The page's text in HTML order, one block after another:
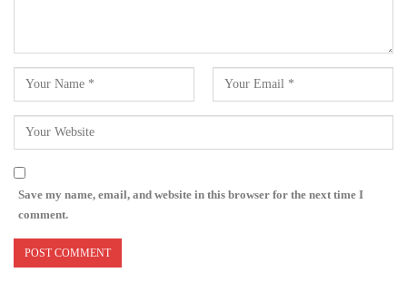
Save my name, email, and website in this browser for the next time I
comment.